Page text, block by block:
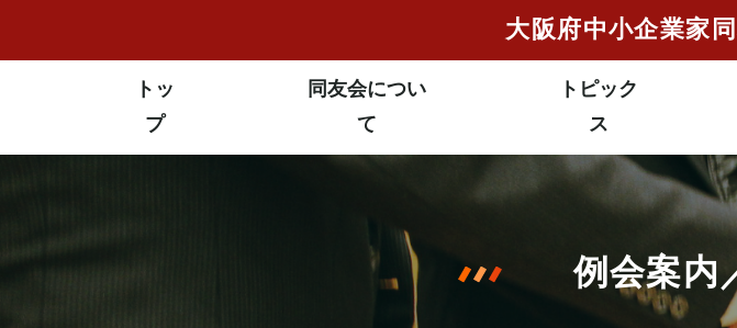
⼤阪府中⼩企業家
トッ
プ
同友会につい
て
トピック
ス
例会案内